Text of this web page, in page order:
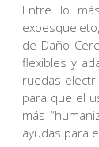
Entre lo
de Daño
flexibles y
ruedas
para que el
más
ayudas para